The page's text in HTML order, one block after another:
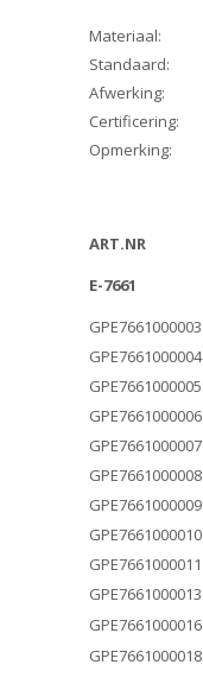
Materiaal:
Standaard:
Afwerking:
Certificering:
Opmerking:
ART.NR
E-7661
GPE7661000003
GPE7661000004
GPE7661000005
GPE7661000006
GPE7661000007
GPE7661000008
GPE7661000009
GPE7661000010
GPE7661000011
GPE7661000013
GPE7661000016
GPE7661000018